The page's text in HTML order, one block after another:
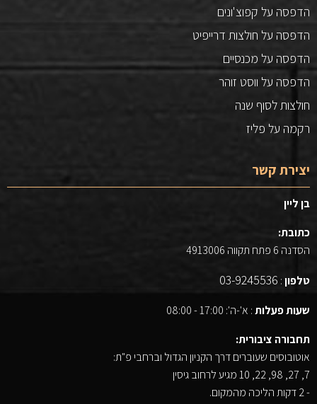
הדפסה על קפוצ'ונים
הדפסה על חולצות דרייפיט
הדפסה על מכנסיים
הדפסה על ווסט זוהר
חולצות לסוף שנה
רקמה על פליז
יצירת קשר
בן ליין
כתובת:
הסדנה 6 פתח תקווה 4913006
טלפון:
03-9245536
שעות פעלות: א'-ה': 17:00 - 08:00
תחבורה ציבורית:
אוטובוסים שעוברים דרך הקניון הגדול וברחבי פ"ת:
7, 27, 98, 22, 10 מגיע לרחוב גיסין
- 2 דקות הליכה מהמקום.